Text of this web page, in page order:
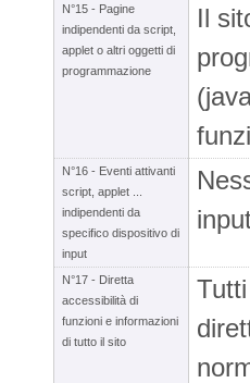
N°15 - Pagine
indipendenti da script,
applet o altri oggetti di
programmazione
Il
N°16 - Eventi attivanti
script, applet ...
indipendenti da
specifico dispositivo di
input
N°17 - Diretta
accessibilità di
funzioni e informazioni
di tutto il sito